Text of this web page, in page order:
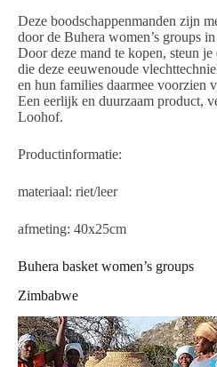
Deze boodschappenmanden zijn
door de Buhera women’s groups
Door deze mand te kopen, steun
die deze eeuwenoude
en hun families daarmee voorzien
Een eerlijk en duurzaam product,
Loohof.
Productinformatie:
materiaal: riet/leer
afmeting: 40x25cm
Buhera basket women’s groups
Zimbabwe